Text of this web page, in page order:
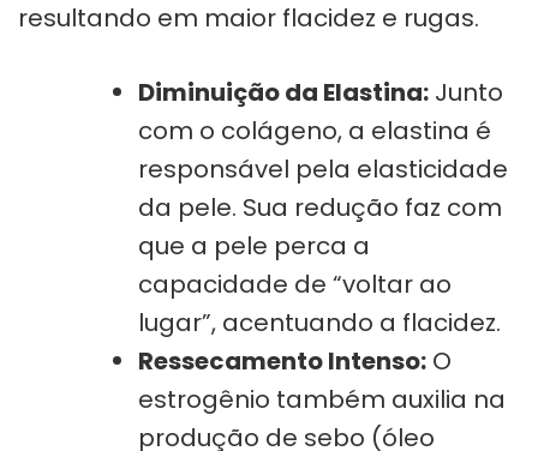
resultando em maior flacidez e rugas.
Diminuição da Elastina: Junto
com o colágeno, a elastina é
responsável pela elasticidade
da pele. Sua redução faz com
que a pele perca a
capacidade de “voltar ao
lugar”, acentuando a flacidez.
Ressecamento Intenso: O
estrogênio também auxilia na
produção de sebo (óleo